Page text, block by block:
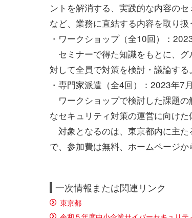
ントを解消する、実践的な内容の
など、業務に直結する内容を取り扱
・ワークショップ（全10回）：
セミナーで得た知識をもとに、
対して全員で対策を検討・議論する。
・専門家派遣（全4回）：2023年7
ワークショップで検討した課題
なセキュリティ対策の運営に向けた
対象となるのは、東京都内に主た
で、参加費は無料、ホームページか
一次情報または関連リンク
東京都